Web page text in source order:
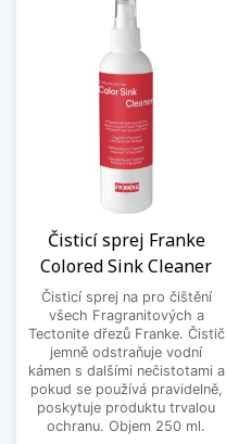
Čisticí sprej Franke
Colored Sink Cleaner
Čisticí sprej na pro čištění
všech Fragranitových a
Tectonite dřezů Franke. Čistič
jemně odstraňuje vodní
kámen s dalšími nečistotami a
pokud se používá pravidelně,
poskytuje produktu trvalou
ochranu. Objem 250 ml.